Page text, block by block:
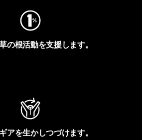
の根活動を支援します。
アを生かしつづけます。